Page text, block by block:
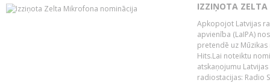
IZZIŅOTA ZELTA
Apkopojot Latvijas
apvienība (LaIPA)
pretendē uz
Hits.Lai noteiktu
atskaņojumu
radiostacijas: Radio